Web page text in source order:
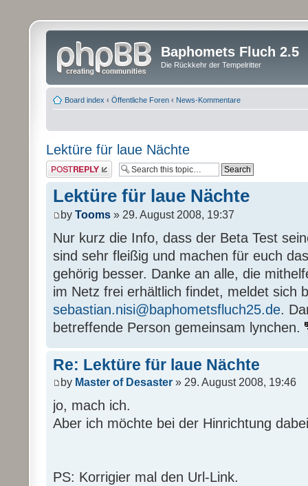
Baphomets Fluch 2.5
Die Rückkehr der Tempelritter
Board index ‹ Öffentliche Foren ‹ News-Kommentare
Lektüre für laue Nächte
Post a reply
Lektüre für laue Nächte
by Tooms » 29. August 2008, 19:37
Nur kurz die Info, dass der Beta Test
sind sehr fleißig und machen für euch
gehörig besser. Danke an alle, die
im Netz frei erhältlich findet, meldet sich
sebastian.nisi@baphometsfluch25.de.
betreffende Person gemeinsam lynchen.
Re: Lektüre für laue Nächte
by Master of Desaster » 29. August 2008, 19:46
jo, mach ich.
Aber ich möchte bei der Hinrichtung
PS: Korrigier mal den Url-Link.